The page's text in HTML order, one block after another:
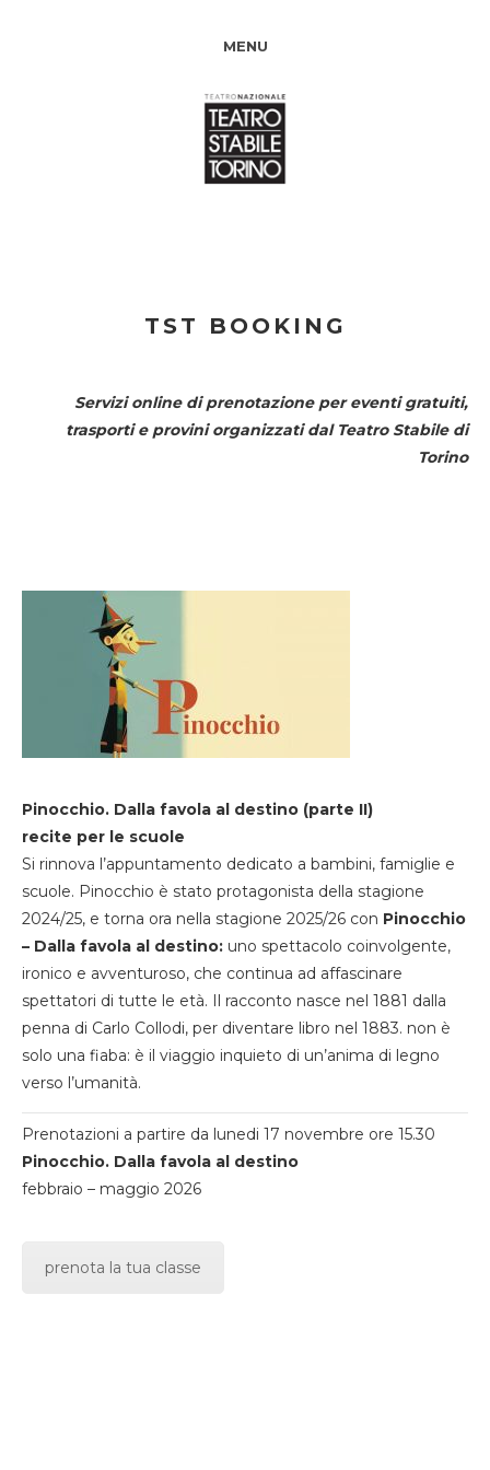
MENU
TST BOOKING
Servizi online di prenotazione per eventi gratuiti,
trasporti e provini organizzati dal Teatro Stabile di
Torino
Pinocchio. Dalla favola al destino (parte II)
recite per le scuole
Si rinnova l’appuntamento dedicato a bambini, famiglie e
scuole. Pinocchio è stato protagonista della stagione
2024/25, e torna ora nella stagione 2025/26 con Pinocchio
– Dalla favola al destino: uno spettacolo coinvolgente,
ironico e avventuroso, che continua ad affascinare
spettatori di tutte le età. Il racconto nasce nel 1881 dalla
penna di Carlo Collodi, per diventare libro nel 1883. non è
solo una fiaba: è il viaggio inquieto di un’anima di legno
verso l’umanità.
Prenotazioni a partire da lunedi 17 novembre ore 15.30
Pinocchio. Dalla favola al destino
febbraio – maggio 2026
prenota la tua classe